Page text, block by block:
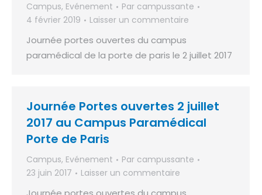
Campus, Evénement Par campussante
4 février 2019
Laisser un commentaire
Journée portes ouvertes du campus
paramédical de la porte de paris le 2 juillet 2017
Journée Portes ouvertes 2 juillet
2017 au Campus Paramédical
Porte de Paris
Campus, Evénement Par campussante
23 juin 2017
Laisser un commentaire